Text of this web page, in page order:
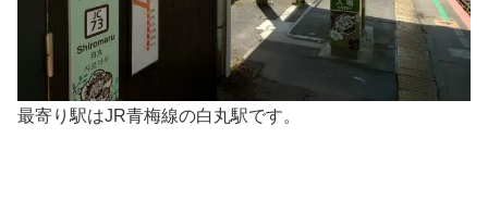
最寄り駅はJR青梅線の白丸駅です。